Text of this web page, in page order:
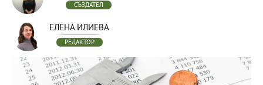
СЪЗДАТЕЛ
ЕЛЕНА ИЛИЕВА
РЕДАКТОР